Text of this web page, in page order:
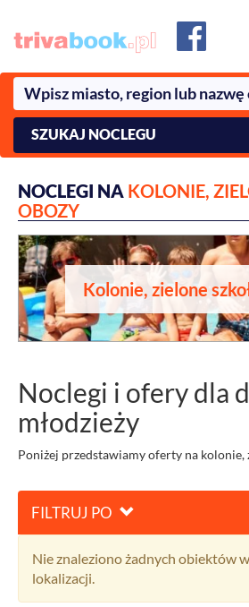
SZUKAJ NOCLEGU
NOCLEGI NA KOLONIE,
OBOZY
Kolonie, zielone
Noclegi i ofery dla
młodzieży
Poniżej przedstawiamy oferty na kolonie,
FILTRUJ PO
Nie znaleziono żadnych obiektów
lokalizacji.